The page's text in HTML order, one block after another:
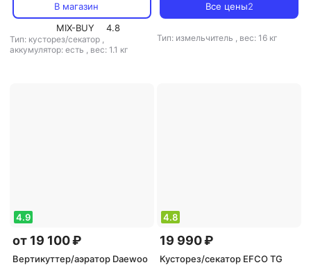
В магазин
MIX-BUY
4.8
Тип: кусторез/секатор ,
аккумулятор: есть , вес: 1.1 кг
Все цены2
Тип: измельчитель , вес: 16 кг
4.9
от 19 100 ₽
Вертикуттер/аэратор Daewoo
4.8
19 990 ₽
Кусторез/секатор EFCO TG